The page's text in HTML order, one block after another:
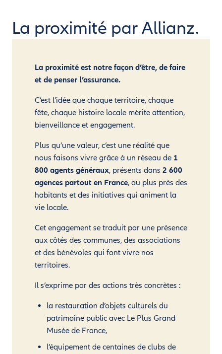
La proximité par Allianz.
La proximité est notre façon d’être, de faire
et de penser l’assurance.
C’est l’idée que chaque territoire, chaque
fête, chaque histoire locale mérite attention,
bienveillance et engagement.
Plus qu’une valeur, c’est une réalité que
nous faisons vivre grâce à un réseau de 1
800 agents généraux, présents dans 2 600
agences partout en France, au plus près des
habitants et des initiatives qui animent la
vie locale.
Cet engagement se traduit par une présence
aux côtés des communes, des associations
et des bénévoles qui font vivre nos
territoires.
Il s’exprime par des actions très concrètes :
la restauration d’objets culturels du
patrimoine public avec Le Plus Grand
Musée de France,
l’équipement de centaines de clubs de